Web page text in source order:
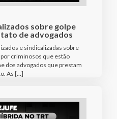
sobre golpe
de advogados
e sindicalizadas sobre
criminosos que estão
dos advogados que prestam
As […]